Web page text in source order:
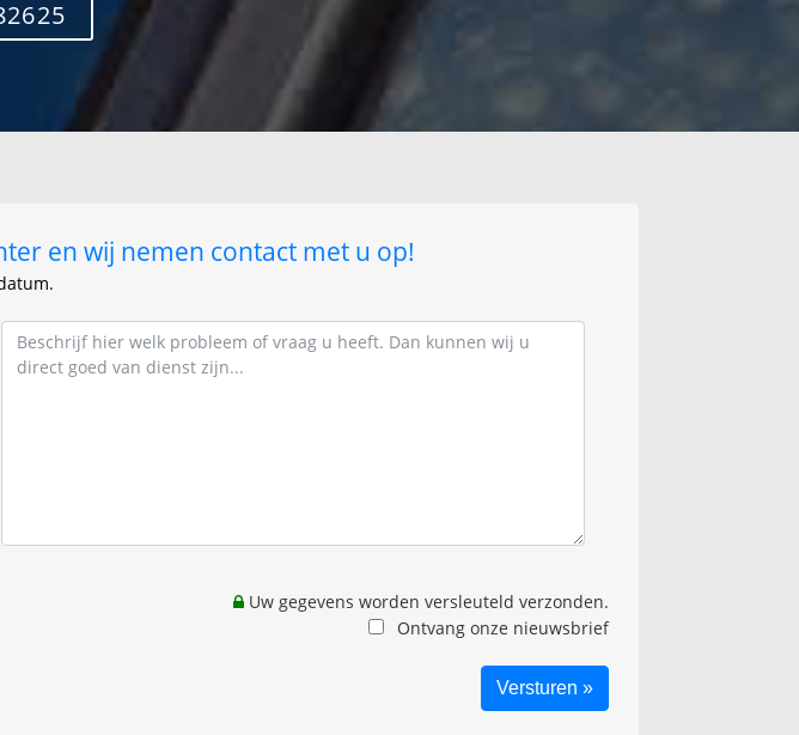
en wij nemen contact met u op!
Uw gegevens worden versleuteld verzonden.
Ontvang onze nieuwsbrief